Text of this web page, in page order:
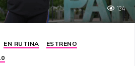
134
EN RUTINA
ESTRENO